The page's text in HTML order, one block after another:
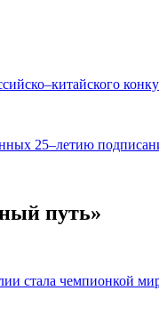
25–летию
путь»
стала чемпионкой